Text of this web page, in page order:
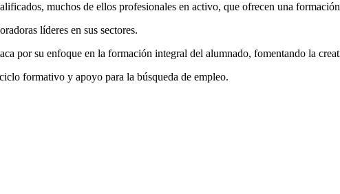
muchos de ellos profesionales en activo, que ofrecen una
líderes en sus sectores.
por su enfoque en la formación integral del alumnado, fomentando la
formativo y apoyo para la búsqueda de empleo.